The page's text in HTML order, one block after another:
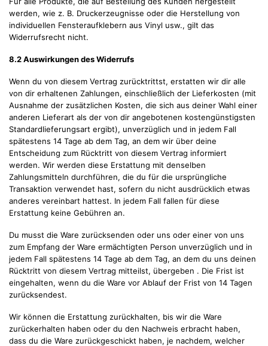
werden, wie z. B. Druckerzeugnisse oder die Herstellung von
individuellen Fensteraufklebern aus Vinyl usw., gilt das
Widerrufsrecht nicht.
8.2 Auswirkungen des Widerrufs
Wenn du von diesem Vertrag zurücktrittst, erstatten wir dir alle
von dir erhaltenen Zahlungen, einschließlich der Lieferkosten (mit
Ausnahme der zusätzlichen Kosten, die sich aus deiner Wahl einer
anderen Lieferart als der von dir angebotenen kostengünstigsten
Standardlieferungsart ergibt), unverzüglich und in jedem Fall
spätestens 14 Tage ab dem Tag, an dem wir über deine
Entscheidung zum Rücktritt von diesem Vertrag informiert
werden. Wir werden diese Erstattung mit denselben
Zahlungsmitteln durchführen, die du für die ursprüngliche
Transaktion verwendet hast, sofern du nicht ausdrücklich etwas
anderes vereinbart hattest. In jedem Fall fallen für diese
Erstattung keine Gebühren an.
Du musst die Ware zurücksenden oder uns oder einer von uns
zum Empfang der Ware ermächtigten Person unverzüglich und in
jedem Fall spätestens 14 Tage ab dem Tag, an dem du uns deinen
Rücktritt von diesem Vertrag mitteilst, übergeben . Die Frist ist
eingehalten, wenn du die Ware vor Ablauf der Frist von 14 Tagen
zurücksendest.
Wir können die Erstattung zurückhalten, bis wir die Ware
zurückerhalten haben oder du den Nachweis erbracht haben,
dass du die Ware zurückgeschickt haben, je nachdem, welcher